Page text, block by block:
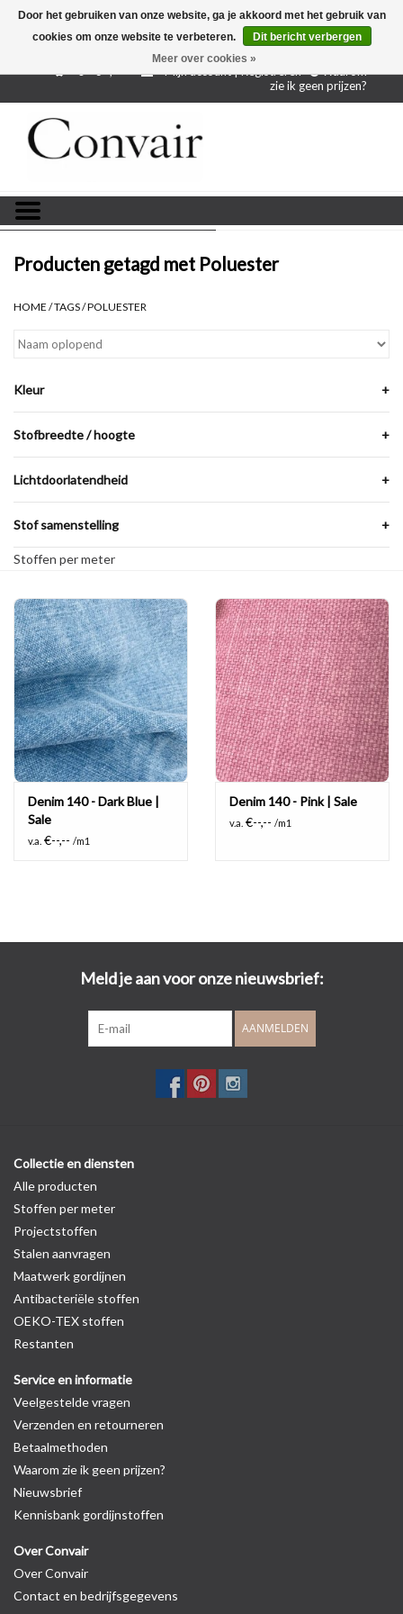
Gratis verzending bij aankoop vanaf € 250,-
Gratis
0 - €--,--
Mijn account | Registreren
Waarom
zie ik geen prijzen?
Stoffen per meter
Blog
Producten getagd met Poluester
HOME /TAGS/POLUESTER
Kleur +
Stofbreedte / hoogte +
Lichtdoorlatendheid +
Stof samenstelling +
Stoffen per meter
Denim 140 - Dark Blue |
Sale
v.a. €--,-- /m1
Denim 140 - Pink | Sale
v.a. €--,-- /m1
Meld je aan voor onze nieuwsbrief:
AANMELDEN
Collectie en diensten
Alle producten
Stoffen per meter
Projectstoffen
Stalen aanvragen
Maatwerk gordijnen
Antibacteriële stoffen
OEKO-TEX stoffen
Restanten
Service en informatie
Veelgestelde vragen
Verzenden en retourneren
Betaalmethoden
Waarom zie ik geen prijzen?
Nieuwsbrief
Kennisbank gordijnstoffen
Over Convair
Over Convair
Contact en bedrijfsgegevens
Door het gebruiken van onze website, ga je akkoord met het gebruik van
cookies om onze website te verbeteren.
Dit bericht verbergen
Meer over cookies »